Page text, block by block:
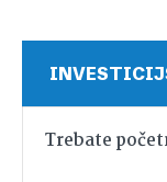
Trebate